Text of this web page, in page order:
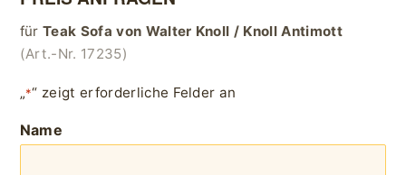
fürTeak Sofa von Walter Knoll / Knoll Antimott
(Art.-Nr. 17235)
„*“ zeigt erforderliche Felder an
Name